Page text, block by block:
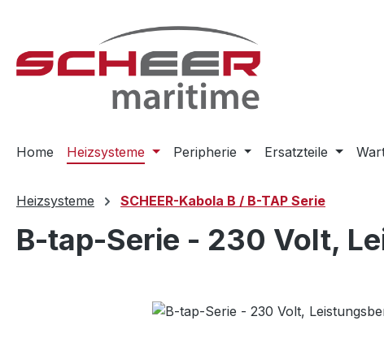
Home Heizsysteme Peripherie Ersatzteile
Heizsysteme SCHEER-Kabola B / B-TAP Serie
B-tap-Serie - 230 Volt,
Bildergalerie überspringen